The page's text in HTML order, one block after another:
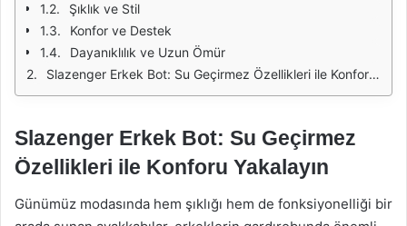
Şıklık ve Stil
Konfor ve Destek
Dayanıklılık ve Uzun Ömür
Slazenger Erkek Bot: Su Geçirmez Özellikleri ile Konforu Yakalayın
Slazenger Erkek Bot: Su Geçirmez
Özellikleri ile Konforu Yakalayın
Günümüz modasında hem şıklığı hem de fonksiyonelliği bir